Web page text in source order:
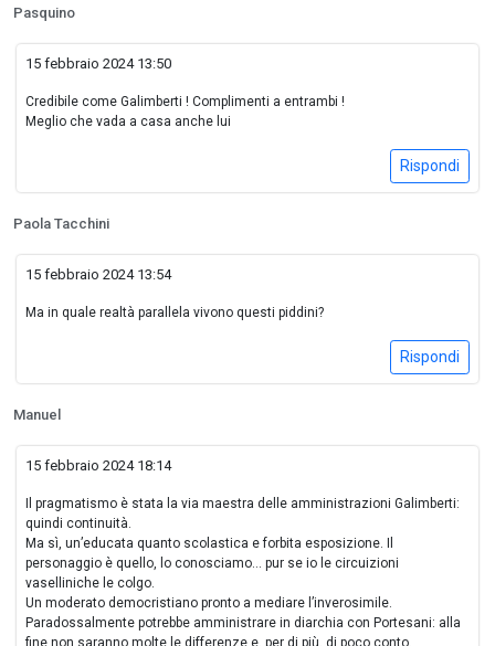
Pasquino
15 febbraio 2024 13:50
Credibile come Galimberti ! Complimenti a entrambi !
Meglio che vada a casa anche lui
Rispondi
Paola Tacchini
15 febbraio 2024 13:54
Ma in quale realtà parallela vivono questi piddini?
Rispondi
Manuel
15 febbraio 2024 18:14
Il pragmatismo è stata la via maestra delle amministrazioni Galimberti:
quindi continuità.
Ma sì, un’educata quanto scolastica e forbita esposizione. Il
personaggio è quello, lo conosciamo... pur se io le circuizioni
vaselliniche le colgo.
Un moderato democristiano pronto a mediare l’inverosimile.
Paradossalmente potrebbe amministrare in diarchia con Portesani: alla
fine non saranno molte le differenze e, per di più, di poco conto.